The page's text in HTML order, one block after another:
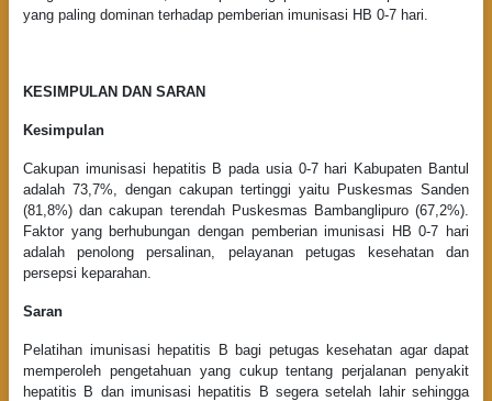
yang paling dominan terhadap pemberian imunisasi HB 0-7 hari.
KESIMPULAN DAN SARAN
Kesimpulan
Cakupan imunisasi hepatitis B pada usia 0-7 hari Kabupaten Bantul
adalah 73,7%, dengan cakupan tertinggi yaitu Puskesmas Sanden
(81,8%) dan cakupan terendah Puskesmas Bambanglipuro (67,2%).
Faktor yang berhubungan dengan pemberian imunisasi HB 0-7 hari
adalah penolong persalinan, pelayanan petugas kesehatan dan
persepsi keparahan.
Saran
Pelatihan imunisasi hepatitis B bagi petugas kesehatan agar dapat
memperoleh pengetahuan yang cukup tentang perjalanan penyakit
hepatitis B dan imunisasi hepatitis B segera setelah lahir sehingga